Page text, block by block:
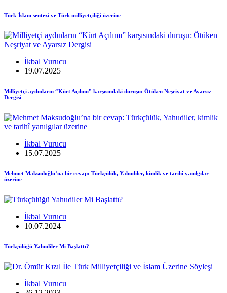
Türk-İslam sentezi ve Türk milliyetçiliği üzerine
İkbal Vurucu
19.07.2025
Milliyetçi aydınların “Kürt Açılımı” karşısındaki duruşu: Ötüken Neşriyat ve Ayarsız
Dergisi
İkbal Vurucu
15.07.2025
Mehmet Maksudoğlu’na bir cevap: Türkçülük, Yahudiler, kimlik ve tarihî yanılgılar
üzerine
İkbal Vurucu
10.07.2024
Türkçülüğü Yahudiler Mi Başlattı?
İkbal Vurucu